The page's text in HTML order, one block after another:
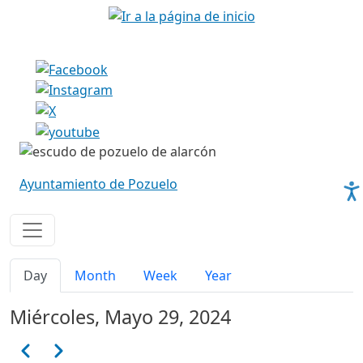
Pasar al contenido principal
Imagen
Imagen
Ayuntamiento de Pozuelo
Solapas principales
Day Month Week Year
Miércoles, Mayo 29, 2024
Paginación
AnteriorSiguiente